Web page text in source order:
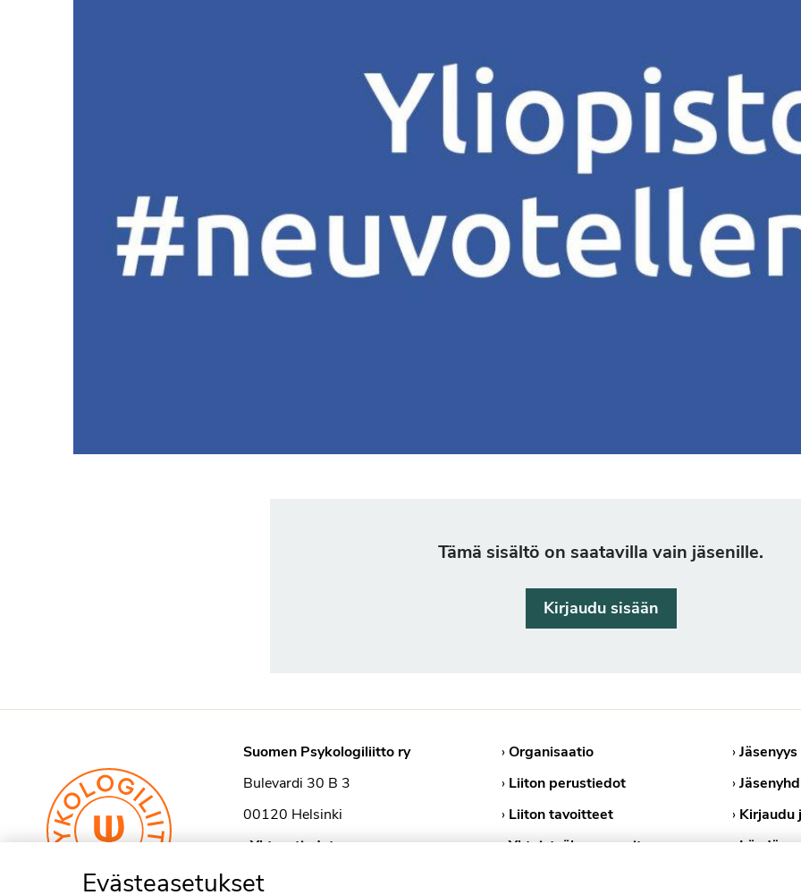
Tämä sisältö on saatavilla vain jäsenille.
Kirjaudu sisään
Suomen Psykologiliitto ry
Bulevardi 30 B 3
00120 Helsinki
›Yhteystiedot
›Organisaatio
› Liiton perustiedot
› Liiton tavoitteet
›Yhteistyökumppanit
›Jäsenyys
›
› Kirjaudu
›Löydä
Evästeasetukset